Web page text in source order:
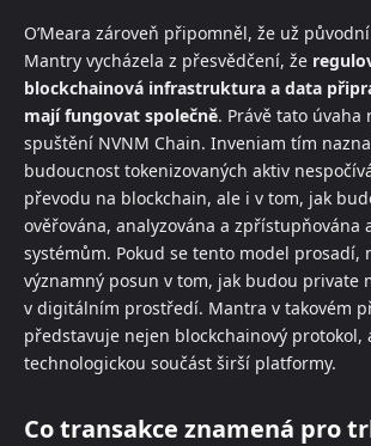
O’Meara zároveň připomněl, že už
Mantry vycházela z přesvědčení, že
blockchainová infrastruktura a data
mají fungovat společně. Právě tato úvaha
spuštění NVNM Chain. Inveniam tím
budoucnost tokenizovaných aktiv
převodu na blockchain, ale i v tom, jak
ověřována, analyzována a zpřístupňována
systémům. Pokud se tento model prosadí,
významný posun v tom, jak budou private
v digitálním prostředí. Mantra v takovém
představuje nejen blockchainový protokol,
technologickou součást širší platformy.
Co transakce znamená pro